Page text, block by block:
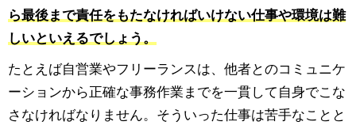
ら最後まで責任をもたなければいけない仕事や環境は難
しいといえるでしょう。
たとえば自営業やフリーランスは、他者とのコミュニケ
ーションから正確な事務作業までを一貫して自身でこな
さなければなりません。そういった仕事は苦手なことと